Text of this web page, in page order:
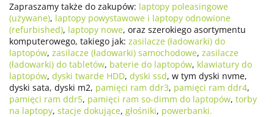
Zapraszamy także do zakupów: laptopy poleasingowe
(używane), laptopy powystawowe i laptopy odnowione
(refurbished), laptopy nowe, oraz szerokiego asortymentu
komputerowego, takiego jak: zasilacze (ładowarki) do
laptopów, zasilacze (ładowarki) samochodowe, zasilacze
(ładowarki) do tabletów, baterie do laptopów, klawiatury do
laptopów, dyski twarde HDD, dyski ssd, w tym dyski nvme,
dyski sata, dyski m2, pamięci ram ddr3, pamięci ram ddr4,
pamięci ram ddr5, pamięci ram so-dimm do laptopów, torby
na laptopy, stacje dokujące, głośniki, powerbanki.